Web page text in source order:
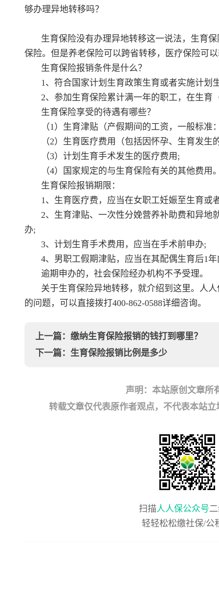
够办理异地转移吗？
生育保险没有办理异地转移这一说法，生育
保险。但是养老保险可以跨省转移，医疗保险可
生育保险报销条件是什么？
1、符合国家计划生育政策生育或者实施计划
2、参加生育保险累计满一年的职工，在生育
生育保险享受的待遇有哪些？
（1）生育津贴（产假期间的工资，一般标
（2）生育医疗费用（包括因怀孕、生育发
（3）计划生育手术发生的医疗费用;
（4）国家规定的与生育保险有关的其他费用
生育保险报销期限：
1、生育医疗费，应当在女职工妊娠至生育或
2、生育津贴、一次性分娩营养补助费和异地
办;
3、计划生育手术费用，应当在手术前申办;
4、男职工假期津贴，应当在其配偶生育后1
逾期申办的，社会保险经办机构不予受理。
关于生育保险异地转移，就介绍到这里。人
的问题，可以直接拨打400-862-0588详细咨询。
上一篇： 缴纳生育保险报销的钱打到哪里？
下一篇： 生育保险报销比例是多少
声明：本站原创文章所
转载文章仅代表原作者观点，不代表本站
扫描人人保公众号
轻轻松松缴社保/公